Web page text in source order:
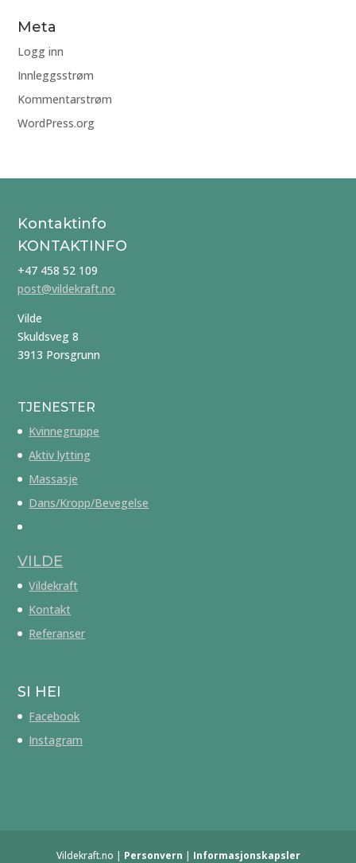
Meta
Logg inn
Innleggsstrøm
Kommentarstrøm
WordPress.org
Kontaktinfo
KONTAKTINFO
+47 458 52 109
post@vildekraft.no
Vilde
Skuldsveg 8
3913 Porsgrunn
TJENESTER
Kvinnegruppe
Aktiv lytting
Massasje
Dans/Kropp/Bevegelse
VILDE
Vildekraft
Kontakt
Referanser
SI HEI
Facebook
Instagram
Vildekraft.no | Personvern | Informasjonskapsler